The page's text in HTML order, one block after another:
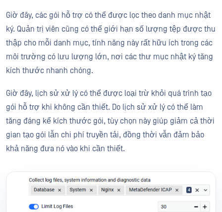
Giờ đây, các gói hỗ trợ có thể được lọc theo danh mục nhật
ký. Quản trị viên cũng có thể giới hạn số lượng tệp được thu
thập cho mỗi danh mục, tính năng này rất hữu ích trong các
môi trường có lưu lượng lớn, nơi các thư mục nhật ký tăng
kích thước nhanh chóng.
Giờ đây, lịch sử xử lý có thể được loại trừ khỏi quá trình tạo
gói hỗ trợ khi không cần thiết. Do lịch sử xử lý có thể làm
tăng đáng kể kích thước gói, tùy chọn này giúp giảm cả thời
gian tạo gói lẫn chi phí truyền tải, đồng thời vẫn đảm bảo
khả năng đưa nó vào khi cần thiết.